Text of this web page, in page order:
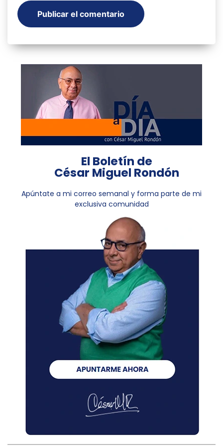
El Boletín de
César Miguel Rondón
Apúntate a mi correo semanal y forma parte de mi
exclusiva comunidad